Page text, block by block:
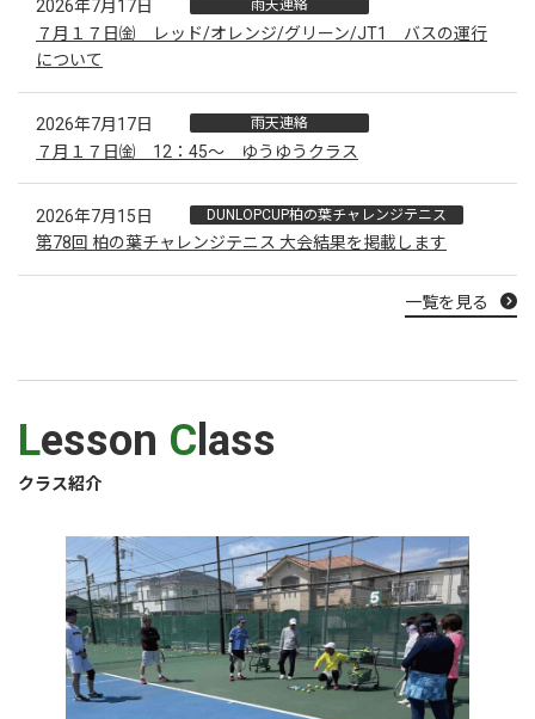
2026年7月17日 雨天連絡
７月１７日㈮ レッド/オレンジ/グリーン/JT1 バスの運行
について
2026年7月17日 雨天連絡
７月１７日㈮ 12：45～ ゆうゆうクラス
2026年7月15日 DUNLOPCUP柏の葉チャレンジテニス
第78回 柏の葉チャレンジテニス 大会結果を掲載します
一覧を見る
クラス紹介
Lesson C lass